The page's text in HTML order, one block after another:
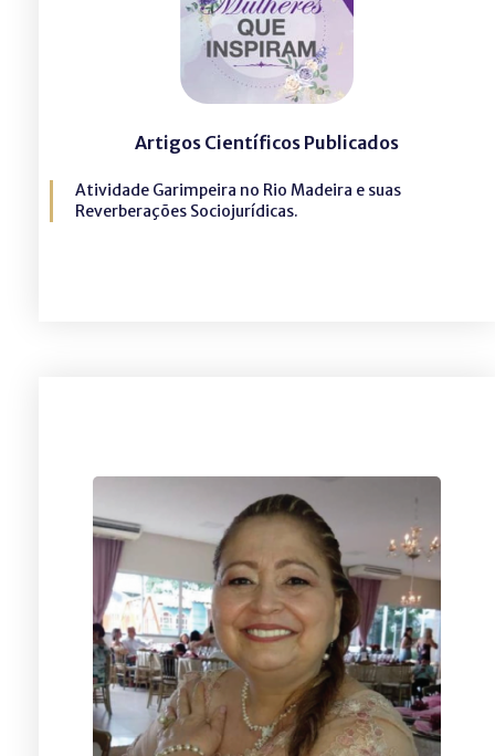
Artigos Científicos Publicados
Atividade Garimpeira no Rio Madeira e suas
Reverberações Sociojurídicas.